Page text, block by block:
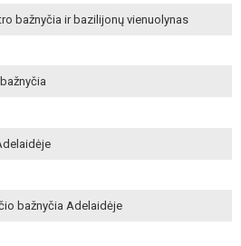
bažnyčia ir bazilijonų vienuolynas
bažnyčia Adelaidėje